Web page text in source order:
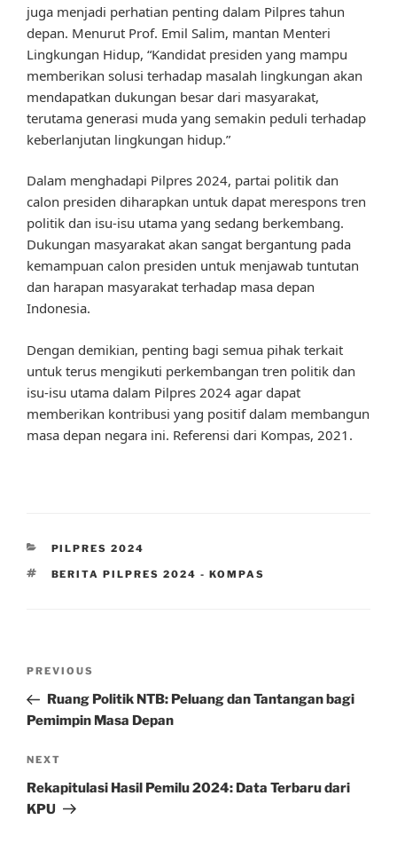
juga menjadi perhatian penting dalam Pilpres tahun
depan. Menurut Prof. Emil Salim, mantan Menteri
Lingkungan Hidup, “Kandidat presiden yang mampu
memberikan solusi terhadap masalah lingkungan akan
mendapatkan dukungan besar dari masyarakat,
terutama generasi muda yang semakin peduli terhadap
keberlanjutan lingkungan hidup.”
Dalam menghadapi Pilpres 2024, partai politik dan
calon presiden diharapkan untuk dapat merespons tren
politik dan isu-isu utama yang sedang berkembang.
Dukungan masyarakat akan sangat bergantung pada
kemampuan calon presiden untuk menjawab tuntutan
dan harapan masyarakat terhadap masa depan
Indonesia.
Dengan demikian, penting bagi semua pihak terkait
untuk terus mengikuti perkembangan tren politik dan
isu-isu utama dalam Pilpres 2024 agar dapat
memberikan kontribusi yang positif dalam membangun
masa depan negara ini. Referensi dari Kompas, 2021.
CATEGORIES
PILPRES 2024
TAGS
BERITA PILPRES 2024 - KOMPAS
Previous
Post
PREVIOUS
Ruang Politik NTB: Peluang dan Tantangan bagi
Pemimpin Masa Depan
Next
Post
NEXT
Rekapitulasi Hasil Pemilu 2024: Data Terbaru dari
KPU